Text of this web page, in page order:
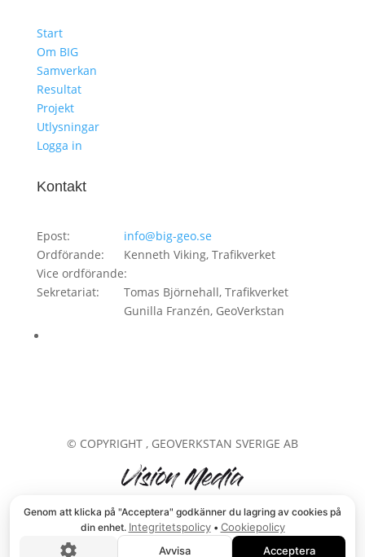
Start
Om BIG
Samverkan
Resultat
Projekt
Utlysningar
Logga in
Kontakt
Epost:
info@big-geo.se
Ordförande:
Kenneth Viking, Trafikverket
Vice ordförande:
Tomas Björnehall, Trafikverket
Sekretariat:
Gunilla Franzén, GeoVerkstan
© COPYRIGHT , GEOVERKSTAN SVERIGE AB
Genom att klicka på "Acceptera" godkänner du lagring av cookies på
din enhet. Integritetspolicy• Cookiepolicy
Avvisa
Acceptera